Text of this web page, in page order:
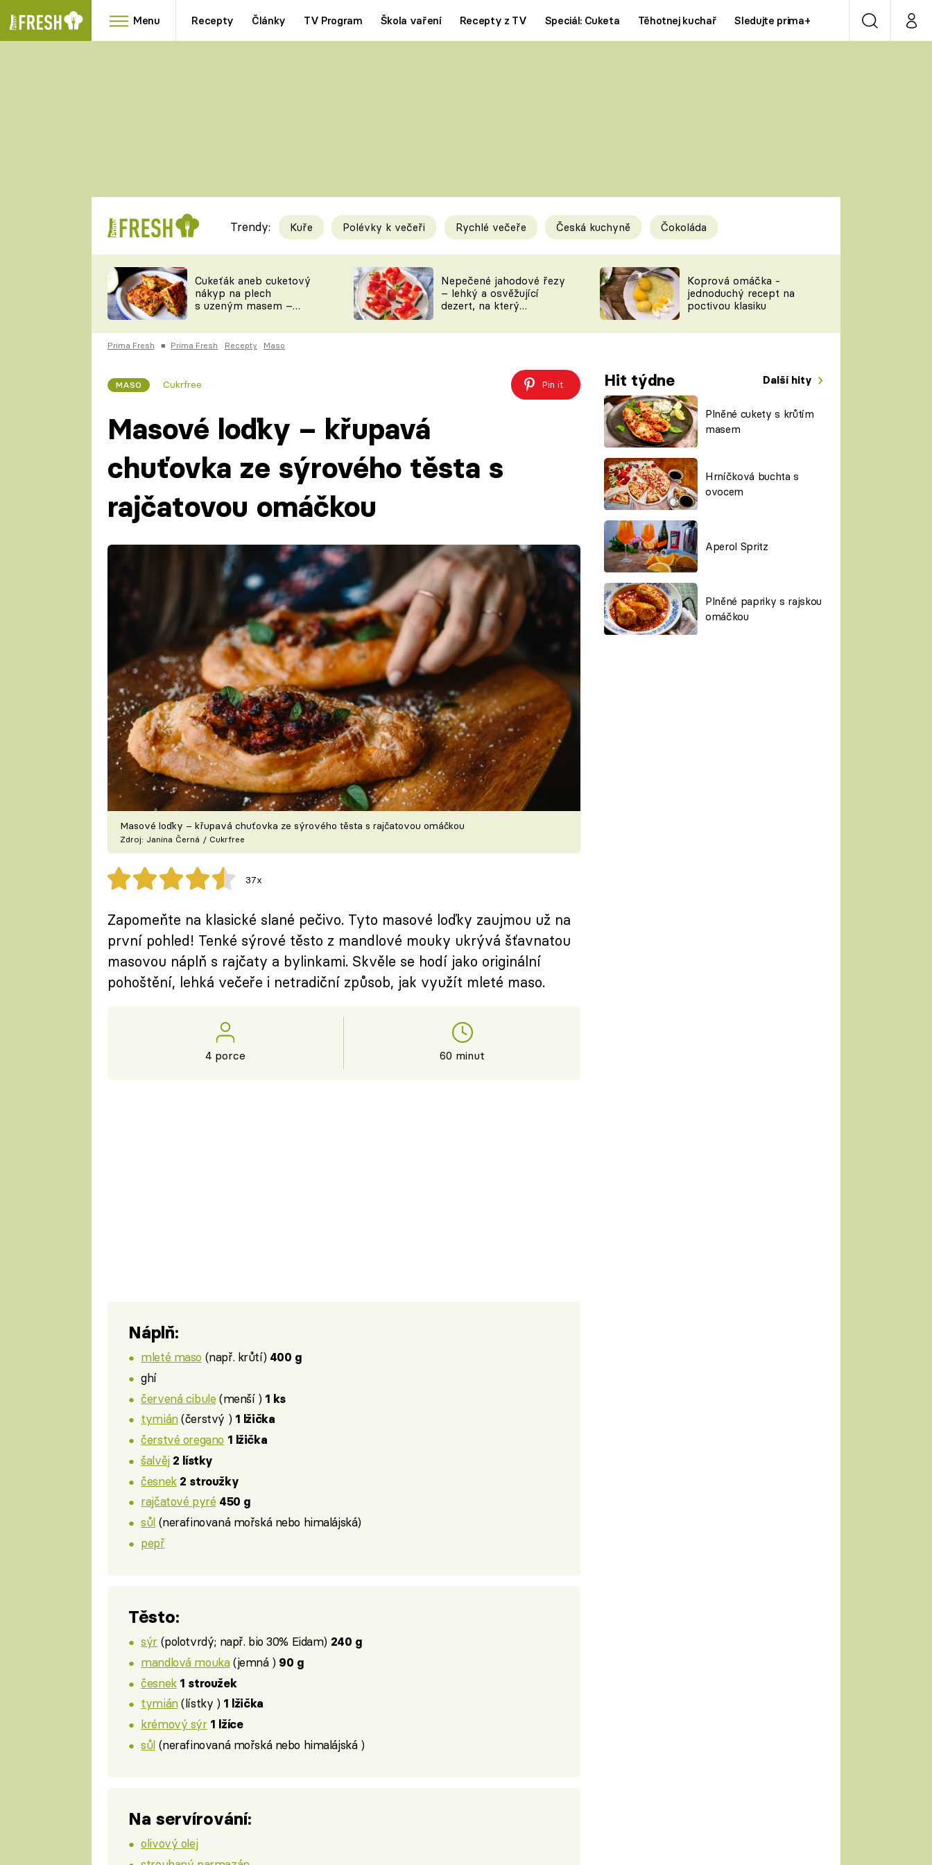
Menu Recepty Články TV Program Škola vaření Recepty z TV Speciál: Cuketa Těhotnej kuchař Sledujte prima+ VyhledáváníMůj
RYCHLOVKY
Videorecepty
TEĎ VAŘÍ ŠÉF!
ČESKO NA TALÍŘI
Tipy a triky
KAM ZA JÍDLEM
VYCHYTÁVKY
Novinky
ŠÉFREDAKTORKY
ČASOPIS
Prima LAJK
Sledujte nás
Trendy: Kuře Polévky k večeři Rychlé večeře Česká kuchyně Čokoláda
Cukeťák aneb cuketový
nákyp na plech
s uzeným masem –
zpracovat přerostlé
cukety
Nepečené jahodové řezy
– lehký a osvěžující
dezert, na který
Koprová omáčka -
jednoduchý recept na
poctivou klasiku
Prima Fresh ■ Prima Fresh Recepty Maso
MASO Cukrfree Pin it Hit týdne Další hity
Plněné cukety s krůtím
masem
Hrníčková buchta s
ovocem
Aperol Spritz
Plněné papriky s rajskou
omáčkou
Masové loďky – křupavá
chuťovka ze sýrového těsta s
rajčatovou omáčkou
Masové loďky – křupavá chuťovka ze sýrového těsta s rajčatovou omáčkou
Zdroj: Janina Černá / Cukrfree
37x
Zapomeňte na klasické slané pečivo. Tyto masové loďky zaujmou už na
první pohled! Tenké sýrové těsto z mandlové mouky ukrývá šťavnatou
masovou náplň s rajčaty a bylinkami. Skvěle se hodí jako originální
pohoštění, lehká večeře i netradiční způsob, jak využít mleté maso.
4 porce 60 minut
Náplň:
mleté maso (např. krůtí) 400 g
ghí
červená cibule (menší ) 1 ks
tymián(čerstvý ) 1 lžička
čerstvé oregano 1 lžička
šalvěj 2 lístky
česnek 2 stroužky
rajčatové pyré 450 g
sůl(nerafinovaná mořská nebo himalájská)
pepř
Těsto:
sýr(polotvrdý; např. bio 30% Eidam) 240 g
mandlová mouka(jemná ) 90 g
česnek 1 stroužek
tymián(lístky ) 1 lžička
krémový sýr 1 lžíce
sůl(nerafinovaná mořská nebo himalájská )
Na servírování:
olivový olej